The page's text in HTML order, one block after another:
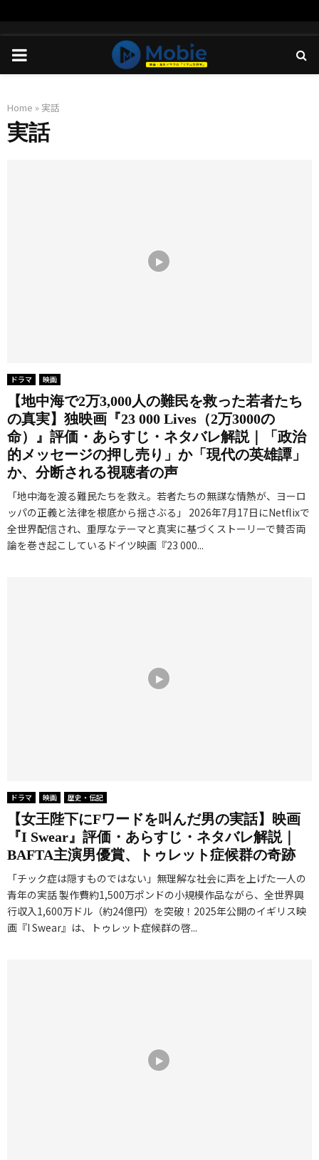
PRIMARY
Home » 実話
実話
ドラマ 映画
【地中海で2万3,000人の難民を救った若者たち
の真実】独映画『23 000 Lives（2万3000の
命）』評価・あらすじ・ネタバレ解説｜「政治
的メッセージの押し売り」か「現代の英雄譚」
か、分断される視聴者の声
「地中海を渡る難民たちを救え。若者たちの無謀な情熱が、ヨーロ
ッパの正義と法律を根底から揺さぶる」 2026年7月17日にNetflixで
全世界配信され、重厚なテーマと真実に基づくストーリーで賛否両
論を巻き起こしているドイツ映画『23 000...
ドラマ 映画 歴史・伝記
【女王陛下にFワードを叫んだ男の実話】映画
『I Swear』評価・あらすじ・ネタバレ解説｜
BAFTA主演男優賞、トゥレット症候群の奇跡
「チック症は隠すものではない」無理解な社会に声を上げた一人の
青年の実話 製作費約1,500万ポンドの小規模作品ながら、全世界興
行収入1,600万ドル（約24億円）を突破！2025年公開のイギリス映
画『I Swear』は、トゥレット症候群の啓...